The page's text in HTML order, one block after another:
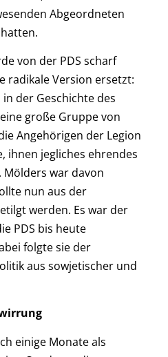
Abgeordneten
von der PDS scharf
radikale Version ersetzt:
der Geschichte des
große Gruppe von
Angehörigen der Legion
ihnen jegliches ehrendes
Mölders war davon
nun aus der
werden. Es war der
PDS bis heute
folgte sie der
aus sowjetischer und
einige Monate als